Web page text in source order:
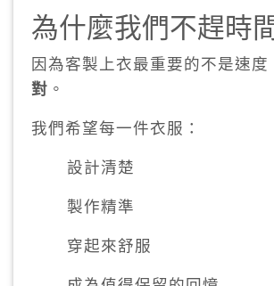
為什麼我們不趕時
因為客製上衣最重要的不是速度
對 。
我們希望每一件衣服：
設計清楚
製作精準
穿起來舒服